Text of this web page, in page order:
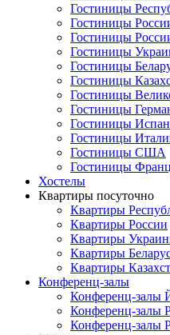
Гостиницы
Гостиницы
Гостиницы
Гостиницы
Гостиницы
Гостиницы
Гостиницы
Гостиницы
Гостиницы
Гостиницы
Гостиницы США
Гостиницы
Хостелы
Квартиры посуточно
Квартиры
Квартиры России
Квартиры
Квартиры
Квартиры
Конференц-залы
Конференц-залы
Конференц-залы
Конференц-залы